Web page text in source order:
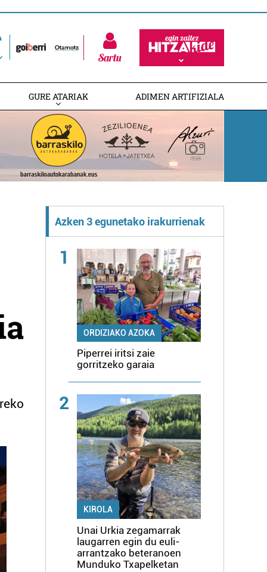
Sartu
GURE ATARIAK ADIMEN ARTIFIZIALA
Azken 3 egunetako irakurrienak
1
ORDIZIAKO AZOKA
Piperrei iritsi zaie
gorritzeko garaia
2
KIROLA
Unai Urkia zegamarrak
laugarren egin du euli-
arrantzako beteranoen
Munduko Txapelketan